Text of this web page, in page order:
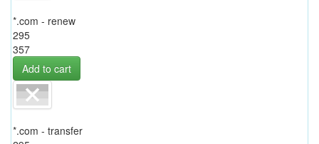
*.com - renew
295
357
Add to cart
*.com - transfer